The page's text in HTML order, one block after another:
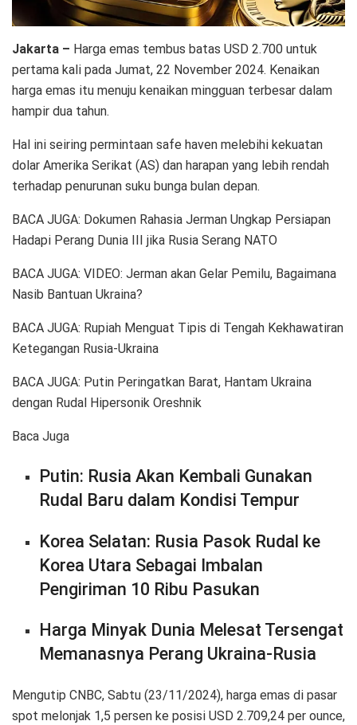
Jakarta – Harga emas tembus batas USD 2.700 untuk
pertama kali pada Jumat, 22 November 2024. Kenaikan
harga emas itu menuju kenaikan mingguan terbesar dalam
hampir dua tahun.
Hal ini seiring permintaan safe haven melebihi kekuatan
dolar Amerika Serikat (AS) dan harapan yang lebih rendah
terhadap penurunan suku bunga bulan depan.
BACA JUGA: Dokumen Rahasia Jerman Ungkap Persiapan
Hadapi Perang Dunia III jika Rusia Serang NATO
BACA JUGA: VIDEO: Jerman akan Gelar Pemilu, Bagaimana
Nasib Bantuan Ukraina?
BACA JUGA: Rupiah Menguat Tipis di Tengah Kekhawatiran
Ketegangan Rusia-Ukraina
BACA JUGA: Putin Peringatkan Barat, Hantam Ukraina
dengan Rudal Hipersonik Oreshnik
Baca Juga
Putin: Rusia Akan Kembali Gunakan
Rudal Baru dalam Kondisi Tempur
Korea Selatan: Rusia Pasok Rudal ke
Korea Utara Sebagai Imbalan
Pengiriman 10 Ribu Pasukan
Harga Minyak Dunia Melesat Tersengat
Memanasnya Perang Ukraina-Rusia
Mengutip CNBC, Sabtu (23/11/2024), harga emas di pasar
spot melonjak 1,5 persen ke posisi USD 2.709,24 per ounce,